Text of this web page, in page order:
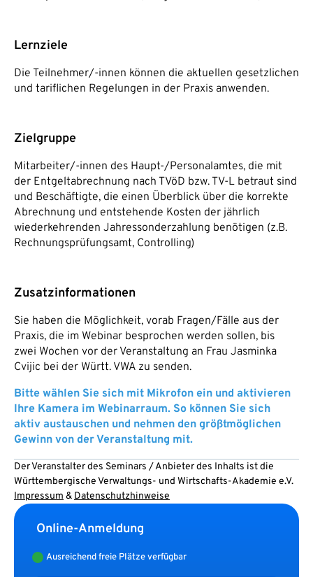
Lernziele
Die Teilnehmer/-innen können die aktuellen gesetzlichen
und tariflichen Regelungen in der Praxis anwenden.
Zielgruppe
Mitarbeiter/-innen des Haupt-/Personalamtes, die mit
der Entgeltabrechnung nach TVöD bzw. TV-L betraut sind
und Beschäftigte, die einen Überblick über die korrekte
Abrechnung und entstehende Kosten der jährlich
wiederkehrenden Jahressonderzahlung benötigen (z.B.
Rechnungsprüfungsamt, Controlling)
Zusatzinformationen
Sie haben die Möglichkeit, vorab Fragen/Fälle aus der
Praxis, die im Webinar besprochen werden sollen, bis
zwei Wochen vor der Veranstaltung an Frau Jasminka
Cvijic bei der Württ. VWA zu senden.
Bitte wählen Sie sich mit Mikrofon ein und aktivieren
Ihre Kamera im Webinarraum. So können Sie sich
aktiv austauschen und nehmen den größtmöglichen
Gewinn von der Veranstaltung mit.
Der Veranstalter des Seminars / Anbieter des Inhalts ist die
Württembergische Verwaltungs- und Wirtschafts-Akademie e.V.
Impressum & Datenschutzhinweise
Online-Anmeldung
Ausreichend freie Plätze verfügbar